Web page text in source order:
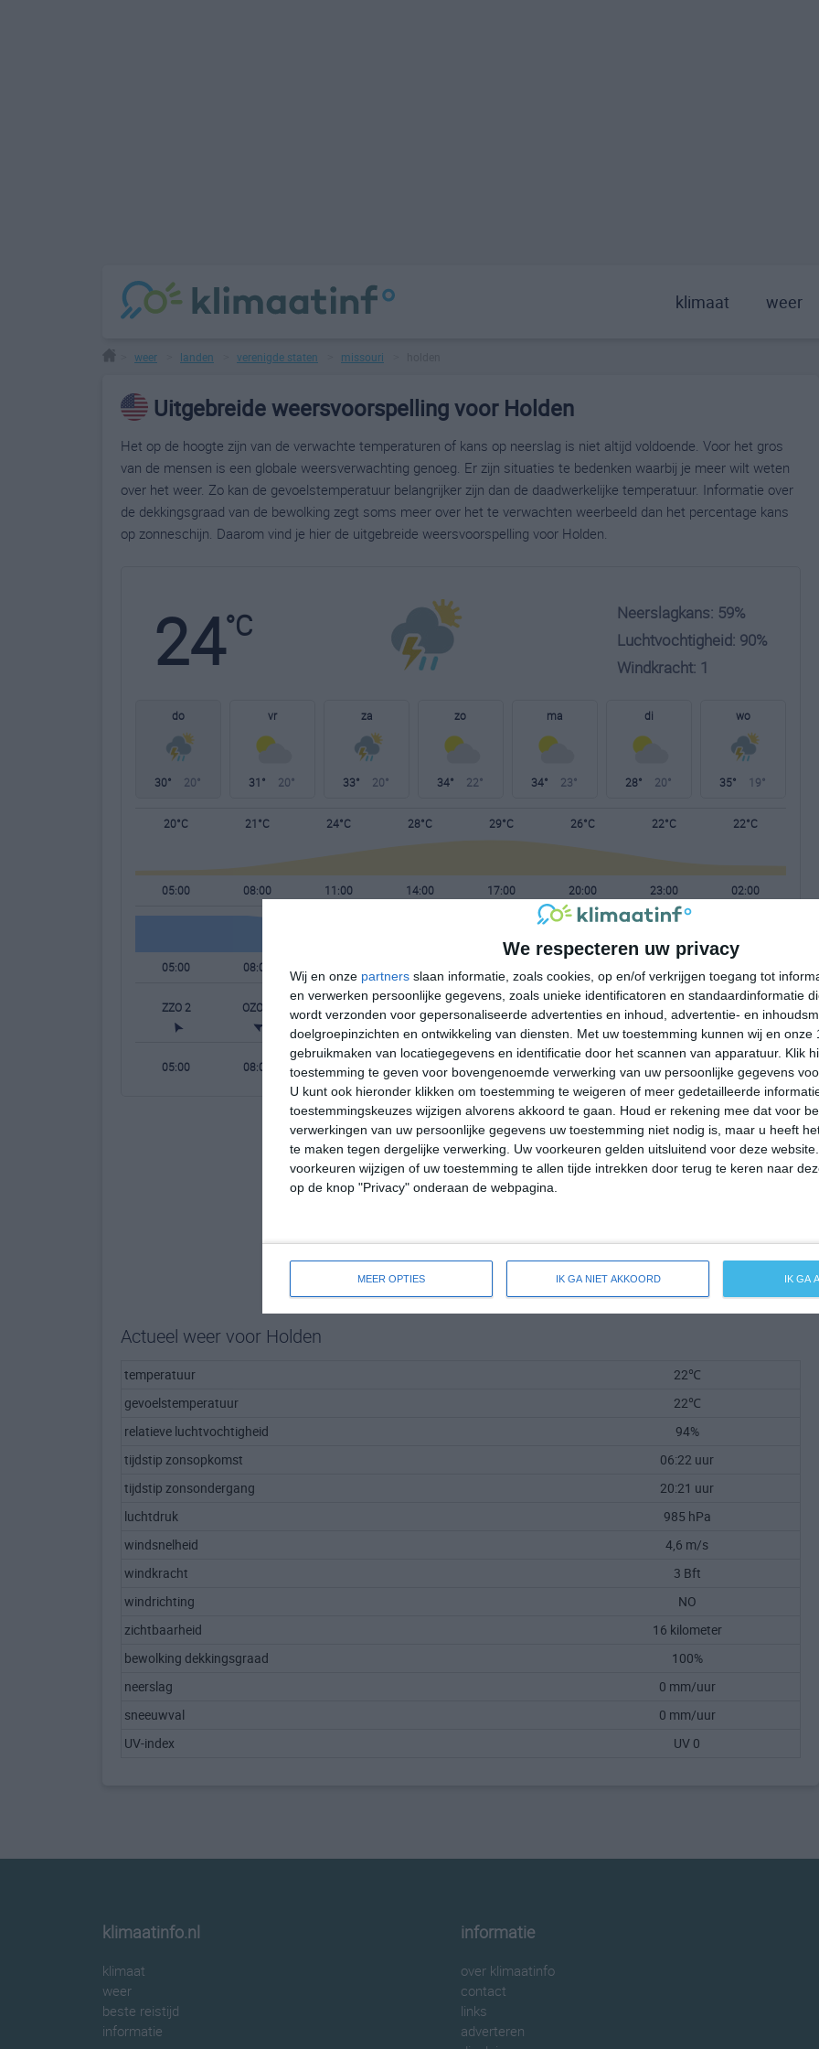
We respecteren uw privacy
Wij en onze partners slaan informatie, zoals cookies, op en/of verkrijgen toegang tot
en verwerken persoonlijke gegevens, zoals unieke identificatoren en standaardinformatie
wordt verzonden voor gepersonaliseerde advertenties en inhoud, advertentie- en
doelgroepinzichten en ontwikkeling van diensten.
Met uw toestemming kunnen wij en onze
gebruikmaken van locatiegegevens en identificatie door het scannen van apparatuur. Klik
toestemming te geven voor bovengenoemde verwerking van uw persoonlijke gegevens
U kunt ook hieronder klikken om toestemming te weigeren of meer gedetailleerde
toestemmingskeuzes wijzigen alvorens akkoord te gaan.
Houd er rekening mee dat voor
verwerkingen van uw persoonlijke gegevens uw toestemming niet nodig is, maar u heeft
te maken tegen dergelijke verwerking. Uw voorkeuren gelden uitsluitend voor deze
voorkeuren wijzigen of uw toestemming te allen tijde intrekken door terug te keren naar
op de knop "Privacy" onderaan de webpagina.
MEER OPTIES IK GA NIET AKKOORD IK GA
klimaat weer
weer landen verenigde staten missouri
Uitgebreide weersvoorspelling voor Holden
Het op de hoogte zijn van de verwachte temperaturen of kans op neerslag is niet altijd voldoende. Voor het gros
van de mensen is een globale weersverwachting genoeg. Er zijn situaties te bedenken waarbij je meer wilt weten
over het weer. Zo kan de gevoelstemperatuur belangrijker zijn dan de daadwerkelijke temperatuur. Informatie over
de dekkingsgraad van de bewolking zegt soms meer over het te verwachten weerbeeld dan het percentage kans
op zonneschijn. Daarom vind je hier de uitgebreide weersvoorspelling voor Holden.
24°C
Neerslagkans: 59%
Luchtvochtigheid: 90%
Windkracht: 1
do
30° 20°
vr
31° 20°
za
33° 20°
zo
34° 22°
ma
34° 23°
di
28° 20°
wo
35° 19°
20°C 21°C 24°C 28°C 29°C 26°C 22°C 22°C
05:00 08:00 11:00 14:00 17:00 20:00 23:00 02:00
05:00 08:00
ZZO 2 OZO 1 ZZO 1 ONO 1 O 1
05:00 08:00 11:00 20:00
Actueel weer voor Holden
temperatuur
22℃
gevoelstemperatuur
22℃
relatieve luchtvochtigheid
94%
tijdstip zonsopkomst
06:22 uur
tijdstip zonsondergang
20:21 uur
luchtdruk
985 hPa
windsnelheid
4,6 m/s
windkracht
3 Bft
windrichting
NO
zichtbaarheid
16 kilometer
bewolking dekkingsgraad
100%
neerslag
0 mm/uur
sneeuwval
0 mm/uur
UV-index
UV 0
klimaatinfo.nl
klimaat
weer
beste reistijd
informatie
informatie
over klimaatinfo
contact
links
adverteren